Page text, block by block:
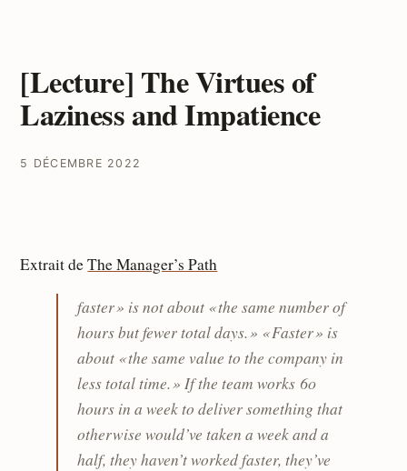
[Lecture] The Virtues of
Laziness and Impatience
5 DÉCEMBRE 2022
Extrait deThe Manager’s Path
faster » is not about « the same number of
hours but fewer total days. » « Faster » is
about « the same value to the company in
less total time. » If the team works 60
hours in a week to deliver something that
otherwise would’ve taken a week and a
half, they haven’t worked faster, they’ve